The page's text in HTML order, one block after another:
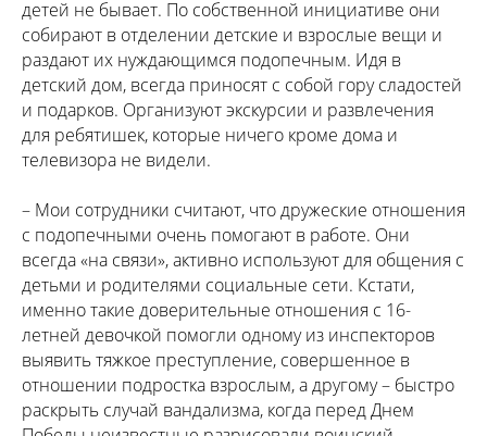
детей не бывает. По собственной инициативе они
собирают в отделении детские и взрослые вещи и
раздают их нуждающимся подопечным. Идя в
детский дом, всегда приносят с собой гору сладостей
и подарков. Организуют экскурсии и развлечения
для ребятишек, которые ничего кроме дома и
телевизора не видели.
– Мои сотрудники считают, что дружеские отношения
с подопечными очень помогают в работе. Они
всегда «на связи», активно используют для общения с
детьми и родителями социальные сети. Кстати,
именно такие доверительные отношения с 16-
летней девочкой помогли одному из инспекторов
выявить тяжкое преступление, совершенное в
отношении подростка взрослым, а другому – быстро
раскрыть случай вандализма, когда перед Днем